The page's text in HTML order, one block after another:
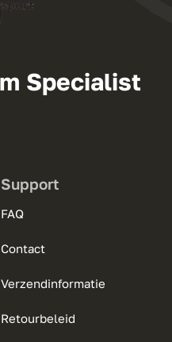
Specialist
Support
FAQ
Contact
Verzendinformatie
Retourbeleid